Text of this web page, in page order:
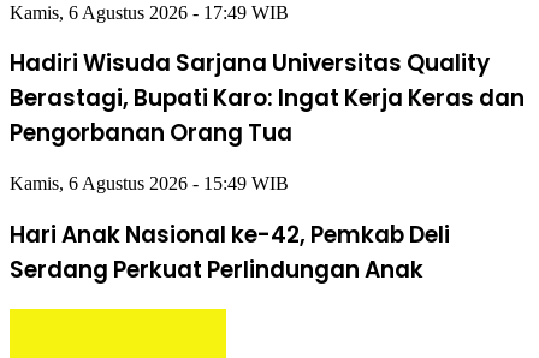
Kamis, 6 Agustus 2026 - 17:49 WIB
Hadiri Wisuda Sarjana Universitas Quality
Berastagi, Bupati Karo: Ingat Kerja Keras dan
Pengorbanan Orang Tua
Kamis, 6 Agustus 2026 - 15:49 WIB
Hari Anak Nasional ke-42, Pemkab Deli
Serdang Perkuat Perlindungan Anak